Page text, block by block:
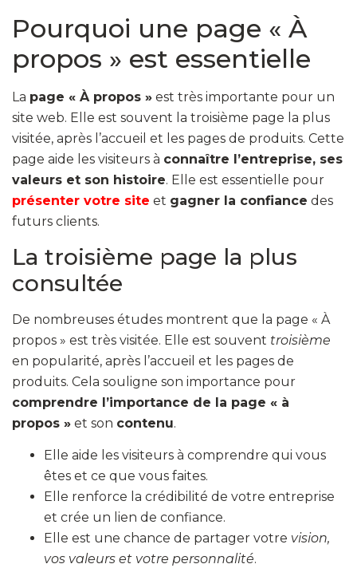
Pourquoi une page « À
propos » est essentielle
La page « À propos » est très importante pour un
site web. Elle est souvent la troisième page la plus
visitée, après l’accueil et les pages de produits. Cette
page aide les visiteurs à connaître l’entreprise, ses
valeurs et son histoire. Elle est essentielle pour
présenter votre site et gagner la confiance des
futurs clients.
La troisième page la plus
consultée
De nombreuses études montrent que la page « À
propos » est très visitée. Elle est souvent troisième
en popularité, après l’accueil et les pages de
produits. Cela souligne son importance pour
comprendre l’importance de la page « à
propos » et son contenu.
Elle aide les visiteurs à comprendre qui vous
êtes et ce que vous faites.
Elle renforce la crédibilité de votre entreprise
et crée un lien de confiance.
Elle est une chance de partager votre vision,
vos valeurs et votre personnalité.